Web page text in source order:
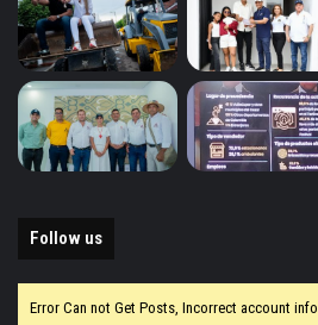
Follow us
Error Can not Get Posts, Incorrect account info.